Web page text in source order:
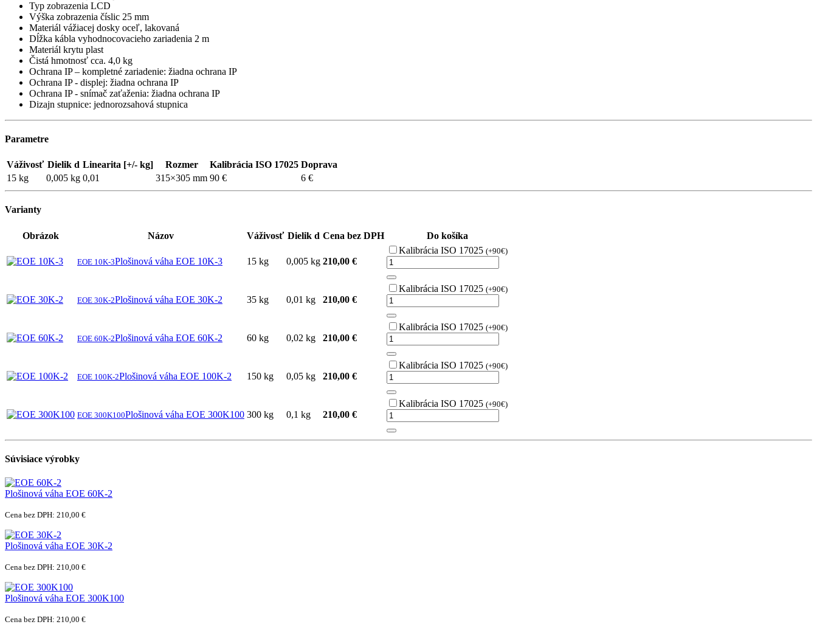
Typ zobrazenia LCD
Výška zobrazenia číslic 25 mm
Materiál vážiacej dosky oceľ, lakovaná
Dĺžka kábla vyhodnocovacieho zariadenia 2 m
Materiál krytu plast
Čistá hmotnosť cca. 4,0 kg
Ochrana IP – kompletné zariadenie: žiadna ochrana IP
Ochrana IP - displej: žiadna ochrana IP
Ochrana IP - snímač zaťaženia: žiadna ochrana IP
Dizajn stupnice: jednorozsahová stupnica
Parametre
Váživosť Dielik d Linearita [+/- kg] Rozmer Kalibrácia ISO 17025 Doprava
15 kg
0,005 kg 0,01 315×305 mm 90 € 6 €
Varianty
Obrázok Názov Váživosť Dielik d Cena bez DPH Do košíka
EOE 10K-3Plošinová váha EOE 10K-3 15 kg 0,005 kg 210,00 €
Kalibrácia ISO 17025 (+90€)
EOE 30K-2Plošinová váha EOE 30K-2 35 kg 0,01 kg 210,00 €
Kalibrácia ISO 17025 (+90€)
EOE 60K-2Plošinová váha EOE 60K-2 60 kg 0,02 kg 210,00 €
Kalibrácia ISO 17025 (+90€)
EOE 100K-2Plošinová váha EOE 100K-2 150 kg 0,05 kg 210,00 €
Kalibrácia ISO 17025 (+90€)
EOE 300K100Plošinová váha EOE 300K100 300 kg 0,1 kg 210,00 €
Kalibrácia ISO 17025 (+90€)
Súvisiace výrobky
Plošinová váha EOE 60K-2
Cena bez DPH: 210,00 €
Plošinová váha EOE 30K-2
Cena bez DPH: 210,00 €
Plošinová váha EOE 300K100
Cena bez DPH: 210,00 €